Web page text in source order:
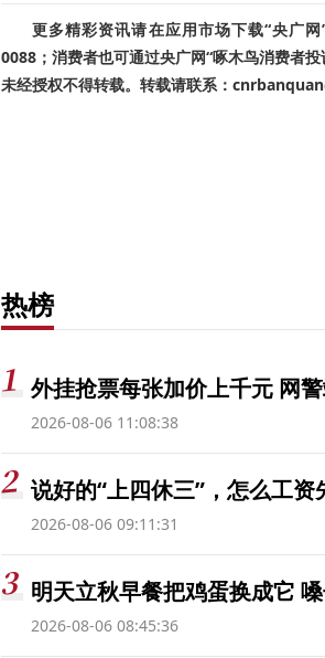
更多精彩资讯请在应用市场下载“央广
0088；消费者也可通过央广网“啄木鸟消费者
未经授权不得转载。转载请联系：
热榜
外挂抢票每张加价上千元 网
2026-08-06 11:08:38
说好的“上四休三”，怎么工资
2026-08-06 09:11:31
明天立秋早餐把鸡蛋换成它
2026-08-06 08:45:36